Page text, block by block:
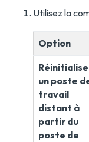
Utilisez la
Option
un poste
travail
distant à
partir du
poste de